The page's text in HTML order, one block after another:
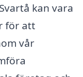
kan vara
för att
vår